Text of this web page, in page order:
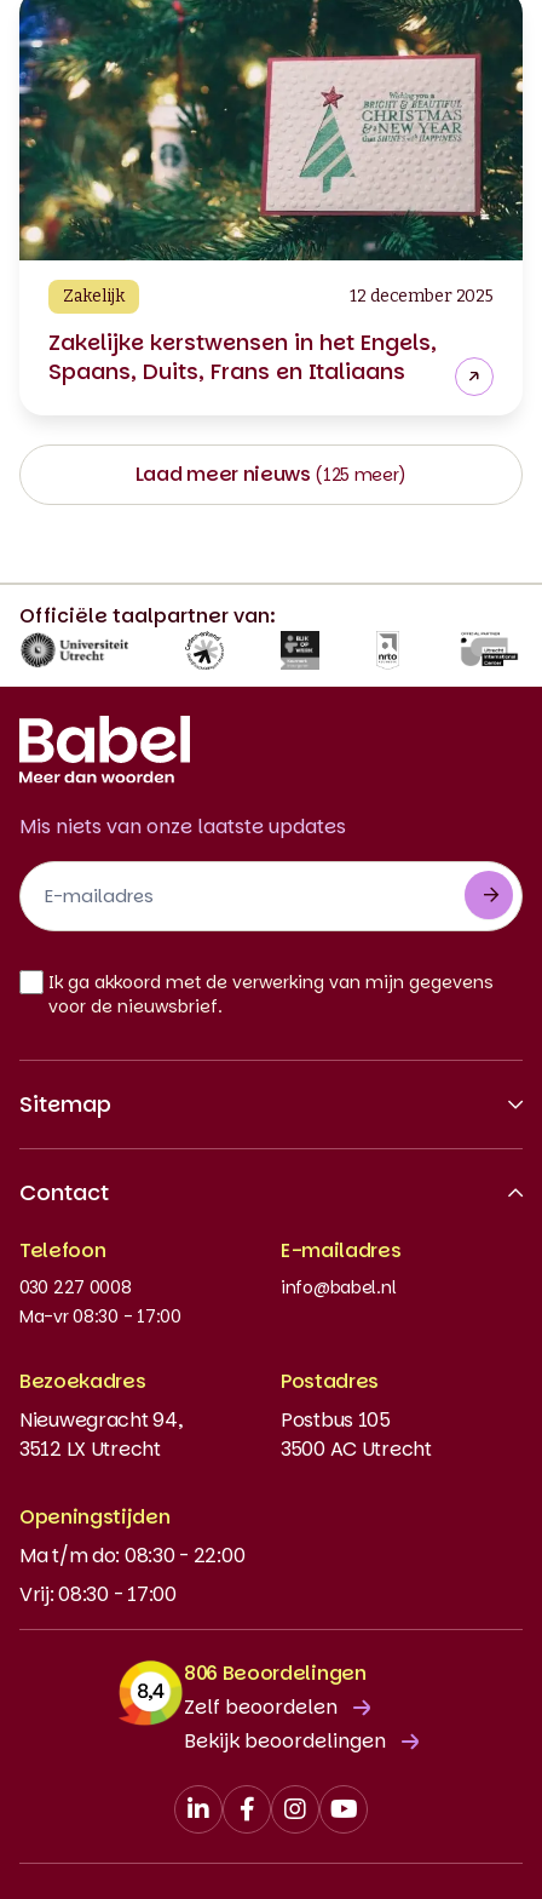
Zakelijk 12 december 2025
Zakelijke kerstwensen in het Engels,
Spaans, Duits, Frans en Italiaans
Laad meer nieuws (125 meer)
Officiële taalpartner van:
Mis niets van onze laatste updates
Footer
Newsletter
NL
Ik ga akkoord met de verwerking van mijn gegevens
voor de nieuwsbrief.
Sitemap
Nieuws en updates
Instaptoets
MyBabel
NT2
DUO-lening
Contact
Telefoon
030 227 0008
Ma-vr 08:30 - 17:00
E-mailadres
info@babel.nl
Bezoekadres
Nieuwegracht 94,
3512 LX Utrecht
Postadres
Postbus 105
3500 AC Utrecht
Openingstijden
Ma t/m do: 08:30 - 22:00
Vrij: 08:30 - 17:00
806 Beoordelingen
Zelf beoordelen
Bekijk beoordelingen